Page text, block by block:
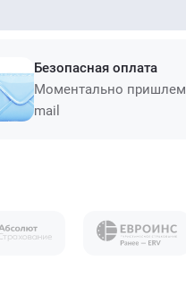
Безопасная оплата
Моментально
mail